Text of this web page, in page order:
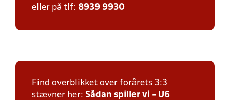
eller på tlf: 8939 9930
Find overblikket over forårets 3:3
stævner her: Sådan spiller vi - U6